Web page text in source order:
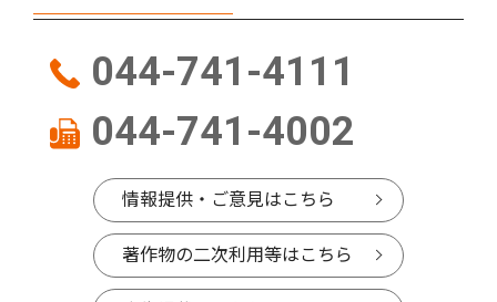
044-741-4111
044-741-4002
情報提供・ご意見はこちら
著作物の二次利用等はこちら